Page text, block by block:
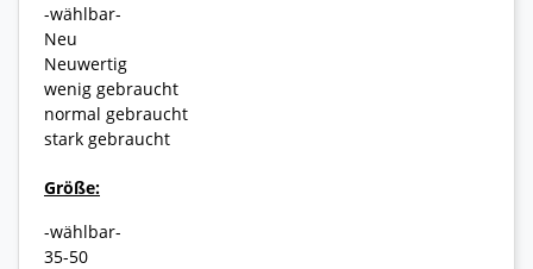
-wählbar-
Neu
Neuwertig
wenig gebraucht
normal gebraucht
stark gebraucht
Größe:
-wählbar-
35-50